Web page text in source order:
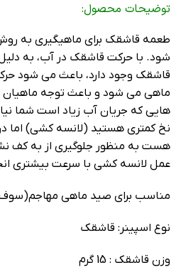
توضیحات محصول:
طعمه قاشقک برای ماهیگیری به
شود. با حرکت قاشقک در آب، به
قاشقک وجود دارد، باعث می شود
ماهی می شود و باعث توجه
هایی که جریان آب زیاد است شما
نخ کمتری هستید (لانسه کشی) اما
هست به منظور جلوگیری از به کف
عمل لانسه کشی با سرعت بیشتری
مناسب برای صید ماهی مهاجم(سوف،
نوع اسپینر: قاشقک
وزن قاشقک : 15 گرم